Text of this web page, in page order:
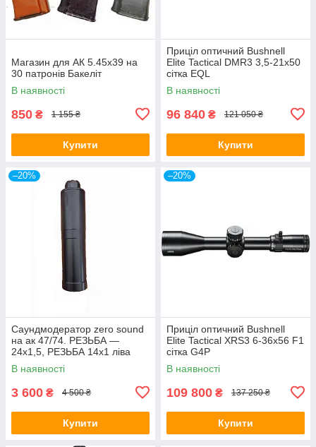
Магазин для АК 5.45х39 на
30 патронів Бакеліт
В наявності
850 ₴ 1 155 ₴
Купити
Приціл оптичний Bushnell
Elite Tactical DMR3 3,5-21x50
сітка EQL
В наявності
96 840 ₴ 121 050 ₴
Купити
–20%
Саундмодератор zero sound
на ак 47/74. РЕЗЬБА —
24х1,5, РЕЗЬБА 14х1 ліва
В наявності
3 600 ₴ 4 500 ₴
Купити
–20%
Приціл оптичний Bushnell
Elite Tactical XRS3 6-36x56 F1
сітка G4P
В наявності
109 800 ₴ 137 250 ₴
Купити